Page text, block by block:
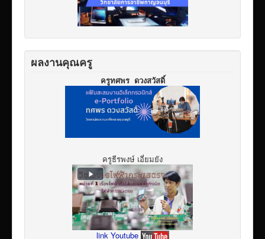
ผลงานคุณครู
ครูทศพร ดวงสวัสดิ์
ครูธีรพงษ์ เอี่ยมยัง
link Youtube